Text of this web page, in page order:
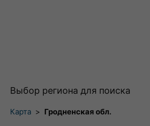
Выбор региона для поиска
Карта > Гродненская обл.